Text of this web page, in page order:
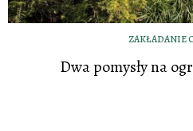
ZAKŁADANIE
Dwa pomysły na